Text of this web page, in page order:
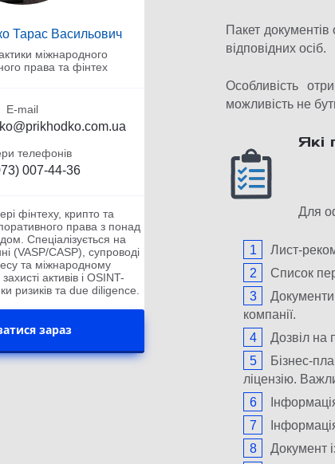
Тарас Васильович
міжнародного
права та фінтех
E-mail
телефонів
007-44-36
фінтеху, крипто та
права з понад
Спеціалізується на
(VASP/CASP), супроводі
та міжнародному
активів і OSINT-
ризиків та due diligence.
зараз
Пакет
відповідних осіб.
Особливість
можливість не
Які
Для
Лист-
Список
компанії.
Дозвіл на
Бізнес-
ліцензію.
Документ